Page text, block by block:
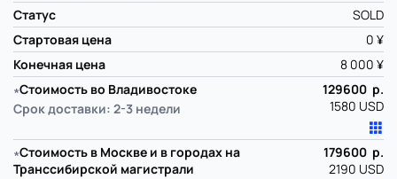
Статус
SOLD
Стартовая цена
0 ¥
Конечная цена
8 000 ¥
∗Стоимость во Владивостоке
Срок доставки: 2-3 недели
129600 р.
1580 USD
∗Стоимость в Москве и в городах на
Транссибирской магистрали
179600 р.
2190 USD